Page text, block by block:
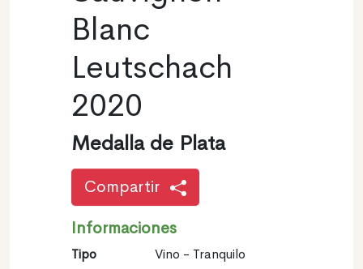
Blanc
Leutschach
2020
Medalla de Plata
Compartir
Informaciones
Tipo
Vino - Tranquilo